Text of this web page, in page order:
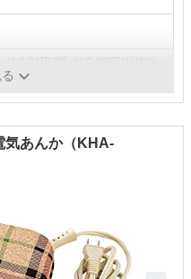
計算)
気あんか（KHA-